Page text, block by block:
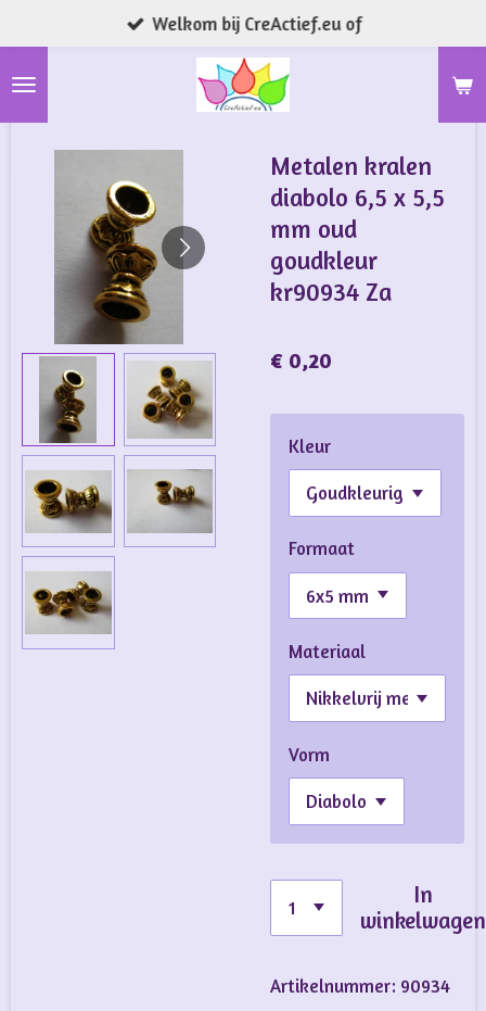
direct
naar
Welkom bij CreActief.eu of
Metalen kralen
diabolo 6,5 x 5,5
mm oud
goudkleur
kr90934 Za
€ 0,20
Kleur
Formaat
Materiaal
Vorm
In
winkelwagen
Artikelnummer: 90934